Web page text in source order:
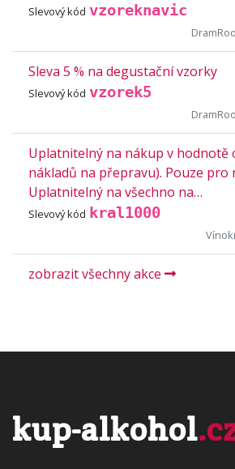
Slevový kód vzoreknavic
Sleva 5 % na degustační vzorky
Slevový kód vzorek5
Uplatnitelný na nákup v hodnotě
nákladů na přepravu). Pouze pro
Uplatnitelný na všechno na…
Slevový kód kral1000
zobrazit všechny akce
kup-alkohol